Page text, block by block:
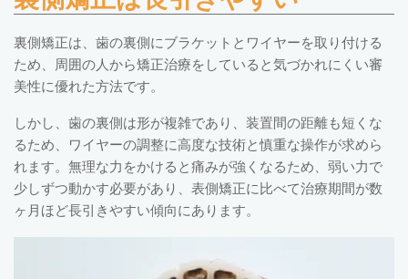
裏側矯正は、歯の裏側にブラケットとワイヤーを取り付ける
ため、周囲の人から矯正治療をしていると気づかれにくい審
美性に優れた方法です。
しかし、歯の裏側は形が複雑であり、装置間の距離も短くな
るため、ワイヤーの調整に高度な技術と慎重な操作が求めら
れます。無理な力をかけると痛みが強くなるため、弱い力で
少しずつ動かす必要があり、表側矯正に比べて治療期間が数
ヶ月ほど長引きやすい傾向にあります。